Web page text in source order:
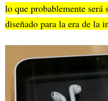
lo que probablemente
diseñado para la era de la